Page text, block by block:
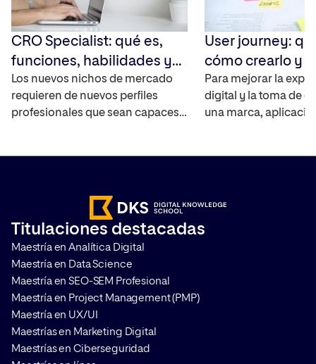
CRO Specialist: qué es,
funciones, habilidades y
cómo convertirte en uno
Los nuevos nichos de mercado
requieren de nuevos perfiles
profesionales que sean capaces
compañías no han dejado de
crecer y de aumentar las ventas
en sus plataformas por lo que
requieren de personas que sean
capaces […]
User journey:
cómo crearlo y
Para mejorar la
digital y la toma de
una marca,
Titulaciones destacadas
Maestría en Analítica Digital
Maestría en Data Science
Maestría en SEO-SEM Profesional
Maestría en Project Management (PMP)
Maestría en UX/UI
Maestrías en Marketing Digital
Maestrías en Ciberseguridad